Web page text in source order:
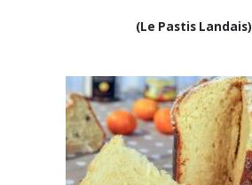
(Le Pastis Landais)